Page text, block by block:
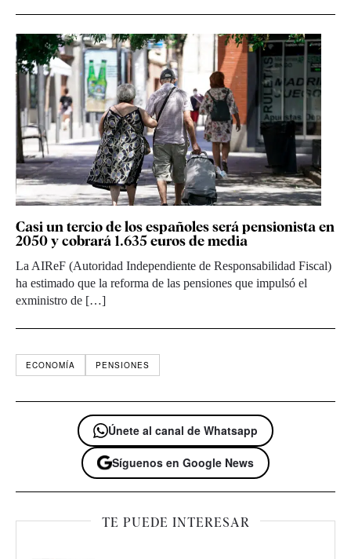
Casi un tercio de los españoles será pensionista en
2050 y cobrará 1.635 euros de media
La AIReF (Autoridad Independiente de Responsabilidad Fiscal)
ha estimado que la reforma de las pensiones que impulsó el
exministro de […]
ECONOMÍA PENSIONES
Únete al canal de Whatsapp
Síguenos en Google News
TE PUEDE INTERESAR